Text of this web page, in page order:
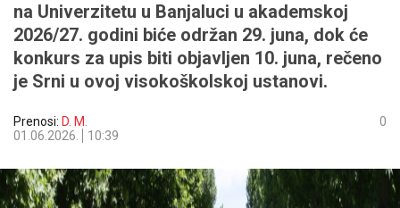
na Univerzitetu u Banjaluci u akademskoj
2026/27. godini biće održan 29. juna, dok će
konkurs za upis biti objavljen 10. juna, rečeno
je Srni u ovoj visokoškolskoj ustanovi.
Prenosi: D. M.
01.06.2026.
10:39
0